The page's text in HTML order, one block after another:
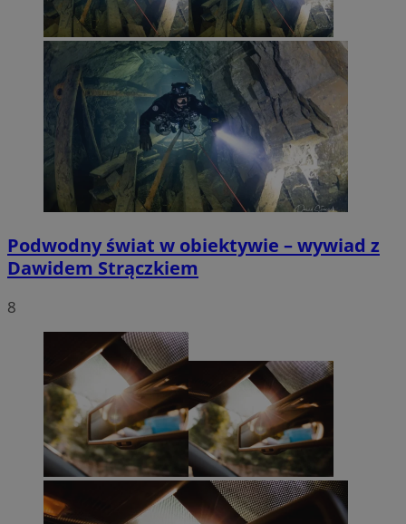
Podwodny świat w obiektywie – wywiad z
Dawidem Strączkiem
8